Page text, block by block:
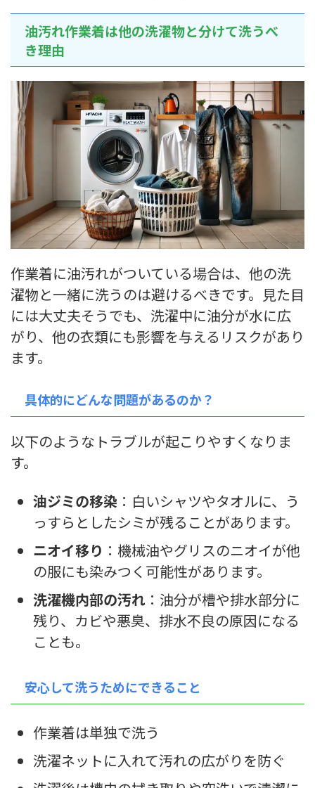
油汚れ作業着は他の洗濯物と分けて洗うべ
き理由
作業着に油汚れがついている場合は、他の洗
濯物と一緒に洗うのは避けるべきです。見た目
には大丈夫そうでも、洗濯中に油分が水に広
がり、他の衣類にも影響を与えるリスクがあり
ます。
具体的にどんな問題があるのか？
以下のようなトラブルが起こりやすくなりま
す。
油ジミの移染 ：白いシャツやタオルに、う
っすらとしたシミが残ることがあります。
ニオイ移り ：機械油やグリスのニオイが他
の服にも染みつく可能性があります。
洗濯機内部の汚れ ：油分が槽や排水部分に
残り、カビや悪臭、排水不良の原因になる
ことも。
安心して洗うためにできること
作業着は単独で洗う
洗濯ネットに入れて汚れの広がりを防ぐ